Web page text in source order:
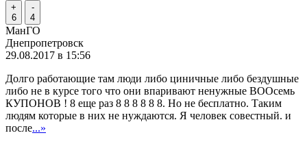
+
6
-
4
МанГО
Днепропетровск
29.08.2017 в 15:56
Долго работающие там люди либо циничные либо бездушные
либо не в курсе того что они впаривают ненужные ВООсемь
КУПОНОВ ! 8 еще раз 8 8 8 8 8 8. Но не бесплатно. Таким
людям которые в них не нуждаются. Я человек совестный. и
после...»